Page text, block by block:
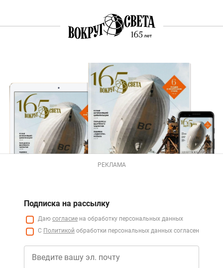
РЕКЛАМА
Подписка на рассылку
Даю согласие на обработку персональных данных
С Политикой обработки персональных данных согласен